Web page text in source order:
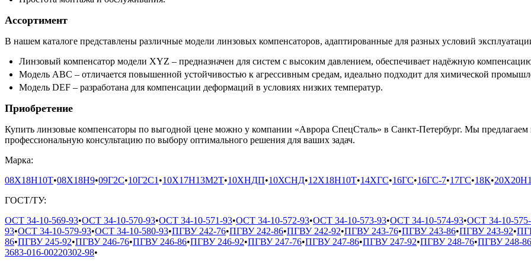
Ассортимент
В нашем каталоге представлены различные модели линзовых компенсаторов, адаптированные для разных условий
Линзовый компенсатор модели XYZ – предназначен для систем с высоким давлением, обеспечивает надёжную
Модель ABC – отличается повышенной устойчивостью к агрессивным средам, идеально подходит для химической
Модель DEF – разработана для компенсации деформаций в условиях низких температур.
Приобретение
Купить линзовые компенсаторы по выгодной цене можно у компании «Аврора СпецСталь» в Санкт-Петербург. Мы
профессиональную консультацию по выбору оптимального решения для ваших задач.
Марка:
08Х18Н10Т•08Х18Н9•09Г2С•10Г2С1•10Х17Н13М2Т•10ХНДП•10ХСНД•12Х18Н10Т•14ХГС•16ГС•16ГС-7•17ГС•18К•
ГОСТ/ТУ:
ОСТ 34-10-569-93•ОСТ 34-10-570-93•ОСТ 34-10-571-93•ОСТ 34-10-572-93•ОСТ 34-10-573-93•ОСТ 34-10-574-93•ОСТ 34-10-
93•ОСТ 34-10-579-93•ОСТ 34-10-580-93•ПГВУ 242-76•ПГВУ 242-86•ПГВУ 242-92•ПГВУ 243-76•ПГВУ 243-86•ПГВУ 243-92•
86•ПГВУ 245-92•ПГВУ 246-76•ПГВУ 246-86•ПГВУ 246-92•ПГВУ 247-76•ПГВУ 247-86•ПГВУ 247-92•ПГВУ 248-76•ПГВУ 248-86
3683-016-00220302-98•